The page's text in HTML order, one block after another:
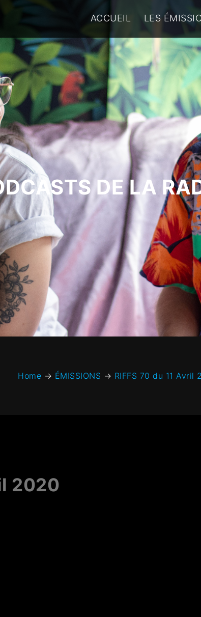
ACCUEIL LES
DE LA
Home → ÉMISSIONS → RIFFS 70 du 11 Avril
2020